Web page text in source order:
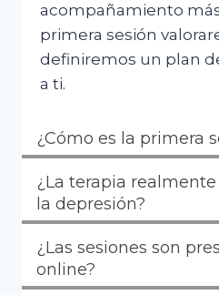
acompañamiento
primera sesión
definiremos un plan
a ti.
¿Cómo es la primera
¿La terapia
la depresión?
¿Las sesiones son
online?